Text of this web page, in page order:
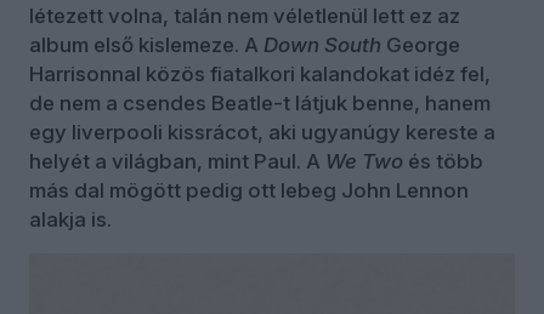
létezett volna, talán nem véletlenül lett ez az
album első kislemeze. A Down South George
Harrisonnal közös fiatalkori kalandokat idéz fel,
de nem a csendes Beatle-t látjuk benne, hanem
egy liverpooli kissrácot, aki ugyanúgy kereste a
helyét a világban, mint Paul. A We Two és több
más dal mögött pedig ott lebeg John Lennon
alakja is.